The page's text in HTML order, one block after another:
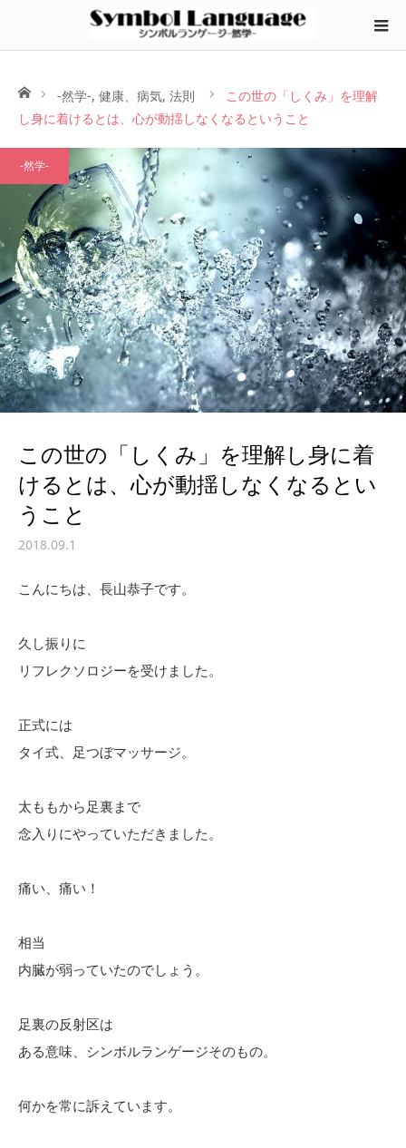
ホーム-然学-, 健康、病気, 法則
この世の「しくみ」を理解
し身に着けるとは、心が動揺しなくなるということ
-然学-
この世の「しくみ」を理解し身に着
けるとは、心が動揺しなくなるとい
うこと
2018.09.1
こんにちは、長山恭子です。
久し振りに
リフレクソロジーを受けました。
正式には
タイ式、足つぼマッサージ。
太ももから足裏まで
念入りにやっていただきました。
痛い、痛い！
相当
内臓が弱っていたのでしょう。
足裏の反射区は
ある意味、シンボルランゲージそのもの。
何かを常に訴えています。